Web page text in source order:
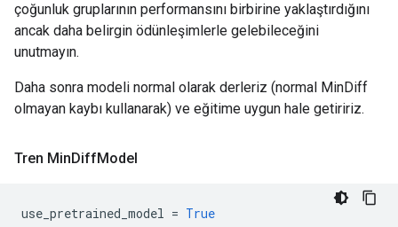
çoğunluk gruplarının performansını birbirine yaklaştırdığını
ancak daha belirgin ödünleşimlerle gelebileceğini
unutmayın.
Daha sonra modeli normal olarak derleriz (normal MinDiff
olmayan kaybı kullanarak) ve eğitime uygun hale getiririz.
Tren MinDiffModel
use_pretrained_model = True